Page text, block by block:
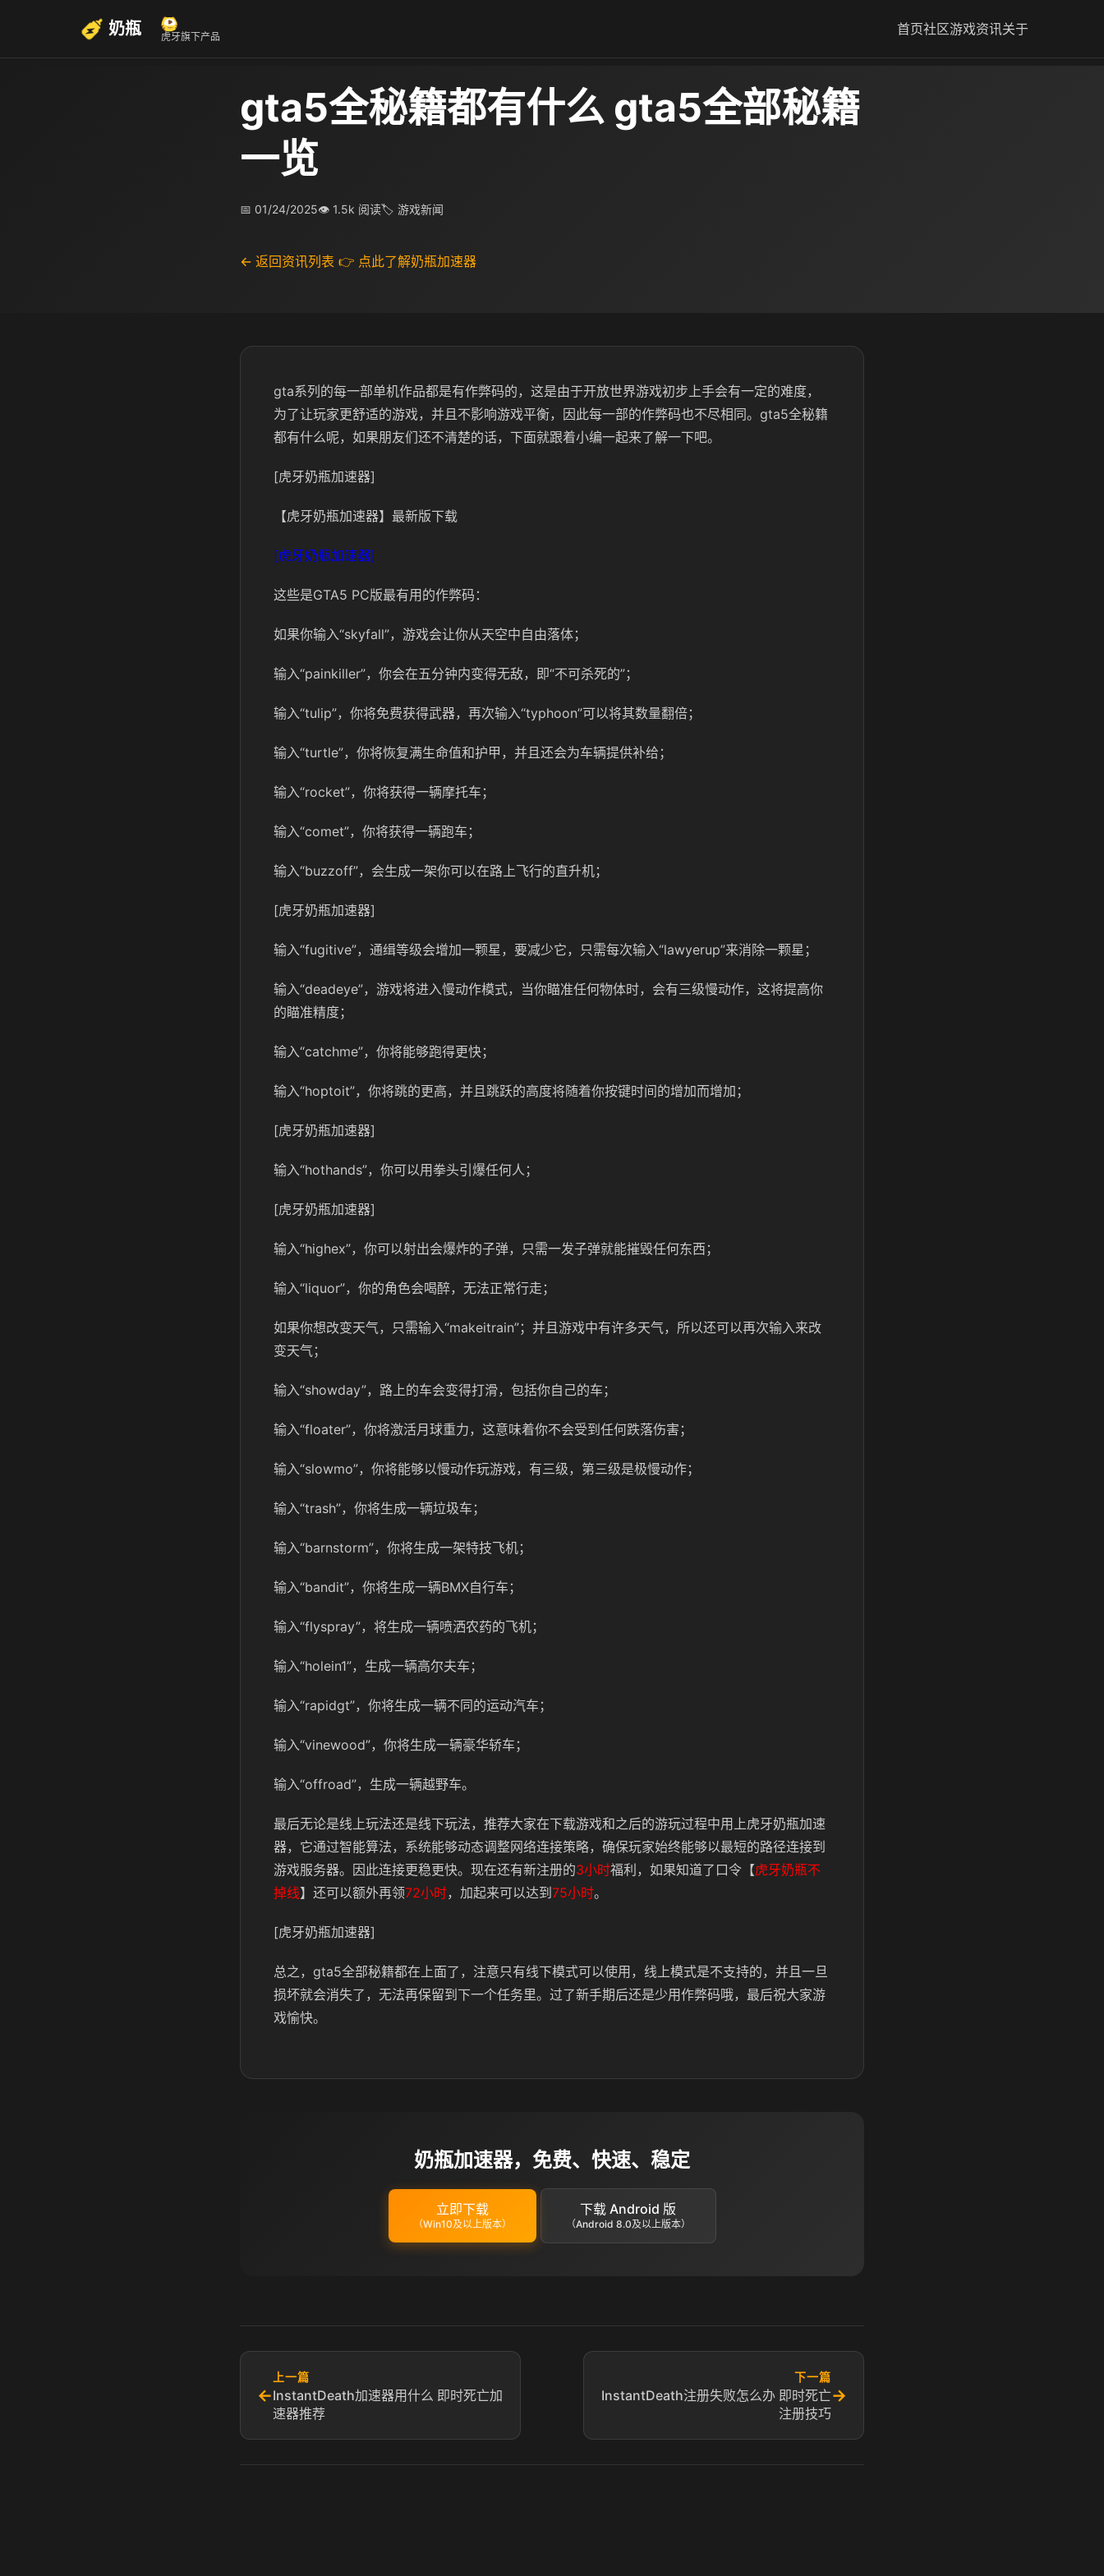
奶瓶 虎牙旗下产品 首页社区游戏资讯关于
gta5全秘籍都有什么 gta5全部秘籍
一览
📅 01/24/2025👁 1.5k 阅读🏷 游戏新闻
← 返回资讯列表 👉 点此了解奶瓶加速器
gta系列的每一部单机作品都是有作弊码的，这是由于开放世界游戏初步上手会有一定的难度，
为了让玩家更舒适的游戏，并且不影响游戏平衡，因此每一部的作弊码也不尽相同。gta5全秘籍
都有什么呢，如果朋友们还不清楚的话，下面就跟着小编一起来了解一下吧。
[虎牙奶瓶加速器]
【虎牙奶瓶加速器】最新版下载
[虎牙奶瓶加速器]
这些是GTA5 PC版最有用的作弊码：
如果你输入“skyfall”，游戏会让你从天空中自由落体；
输入“painkiller”，你会在五分钟内变得无敌，即“不可杀死的”；
输入“tulip”，你将免费获得武器，再次输入“typhoon”可以将其数量翻倍；
输入“turtle”，你将恢复满生命值和护甲，并且还会为车辆提供补给；
输入“rocket”，你将获得一辆摩托车；
输入“comet”，你将获得一辆跑车；
输入“buzzoff”，会生成一架你可以在路上飞行的直升机；
[虎牙奶瓶加速器]
输入“fugitive”，通缉等级会增加一颗星，要减少它，只需每次输入“lawyerup”来消除一颗星；
输入“deadeye”，游戏将进入慢动作模式，当你瞄准任何物体时，会有三级慢动作，这将提高你
的瞄准精度；
输入“catchme”，你将能够跑得更快；
输入“hoptoit”，你将跳的更高，并且跳跃的高度将随着你按键时间的增加而增加；
[虎牙奶瓶加速器]
输入“hothands”，你可以用拳头引爆任何人；
[虎牙奶瓶加速器]
输入“highex”，你可以射出会爆炸的子弹，只需一发子弹就能摧毁任何东西；
输入“liquor”，你的角色会喝醉，无法正常行走；
如果你想改变天气，只需输入“makeitrain”；并且游戏中有许多天气，所以还可以再次输入来改
变天气；
输入“showday”，路上的车会变得打滑，包括你自己的车；
输入“floater”，你将激活月球重力，这意味着你不会受到任何跌落伤害；
输入“slowmo”，你将能够以慢动作玩游戏，有三级，第三级是极慢动作；
输入“trash”，你将生成一辆垃圾车；
输入“barnstorm”，你将生成一架特技飞机；
输入“bandit”，你将生成一辆BMX自行车；
输入“flyspray”，将生成一辆喷洒农药的飞机；
输入“holein1”，生成一辆高尔夫车；
输入“rapidgt”，你将生成一辆不同的运动汽车；
输入“vinewood”，你将生成一辆豪华轿车；
输入“offroad”，生成一辆越野车。
最后无论是线上玩法还是线下玩法，推荐大家在下载游戏和之后的游玩过程中用上虎牙奶瓶加速
器，它通过智能算法，系统能够动态调整网络连接策略，确保玩家始终能够以最短的路径连接到
游戏服务器。因此连接更稳更快。现在还有新注册的3小时福利，如果知道了口令【虎牙奶瓶不
掉线】还可以额外再领72小时，加起来可以达到 75小时。
[虎牙奶瓶加速器]
总之，gta5全部秘籍都在上面了，注意只有线下模式可以使用，线上模式是不支持的，并且一旦
损坏就会消失了，无法再保留到下一个任务里。过了新手期后还是少用作弊码哦，最后祝大家游
戏愉快。
奶瓶加速器，免费、快速、稳定
立即下载
（Win10及以上版本）
下载 Android 版
（Android 8.0及以上版本）
←
上一篇
InstantDeath加速器用什么 即时死亡加
速器推荐
下一篇
InstantDeath注册失败怎么办 即时死亡
注册技巧
→